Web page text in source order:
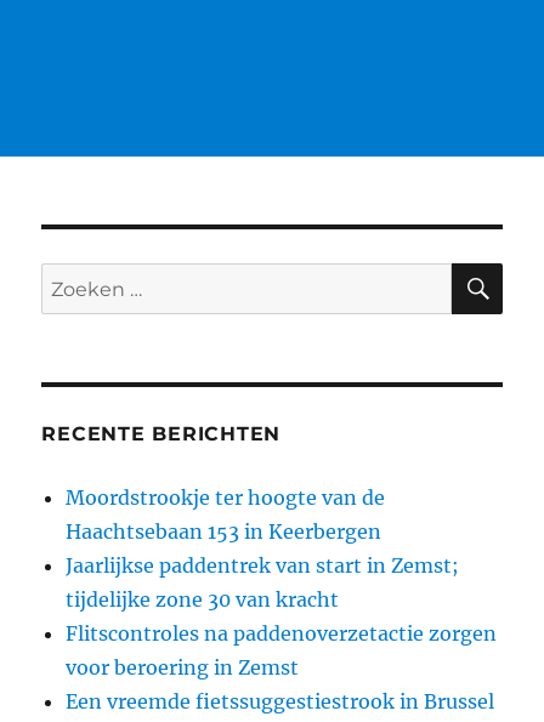
Zoeken
naar:
RECENTE BERICHTEN
Moordstrookje ter hoogte van de
Haachtsebaan 153 in Keerbergen
Jaarlijkse paddentrek van start in Zemst;
tijdelijke zone 30 van kracht
Flitscontroles na paddenoverzetactie zorgen
voor beroering in Zemst
Een vreemde fietssuggestiestrook in Brussel